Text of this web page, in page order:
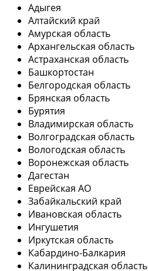
Адыгея
Алтайский край
Амурская область
Архангельская область
Астраханская область
Башкортостан
Белгородская область
Брянская область
Бурятия
Владимирская область
Волгоградская область
Вологодская область
Воронежская область
Дагестан
Еврейская АО
Забайкальский край
Ивановская область
Ингушетия
Иркутская область
Кабардино-Балкария
Калининградская область